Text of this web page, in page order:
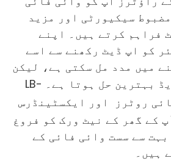
سیکیورٹی اور مزید
فراہم کرتے ہیں۔ اپنے
کو اپ ڈیٹ رکھنے سے اسے
میں مدد مل سکتی ہے، لیکن
بہترین حل ہوتا ہے۔ LB-
اور ایکسٹینڈرس
کے گھر کے نیٹ ورک کو فروغ
سے سست وائی فائی کے
ہیں۔